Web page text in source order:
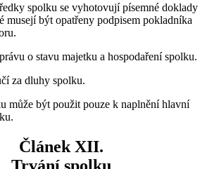
spolku se vyhotovují písemné doklady
musejí být opatřeny podpisem pokladníka
o stavu majetku a hospodaření spolku.
za dluhy spolku.
může být použit pouze k naplnění hlavní
Článek XII.
Trvání spolku